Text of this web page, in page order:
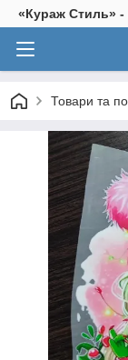
«Кураж Стиль» -
Товари та